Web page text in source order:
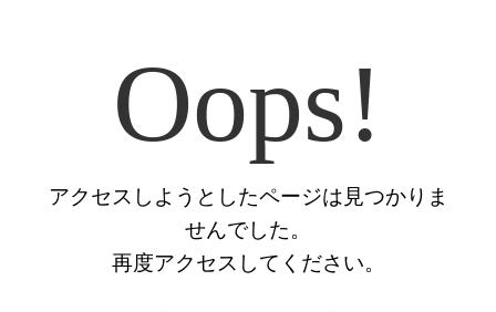
Oops!
アクセスしようとしたページは見つかりま
せんでした。
再度アクセスしてください。